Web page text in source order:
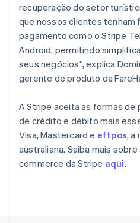
recuperação do setor
que nossos clientes tenham
pagamento como o Stripe
Android, permitindo
seus negócios”, explica
gerente de produto da
A Stripe aceita as formas
de crédito e débito mais
Visa, Mastercard e eftpos, a
australiana. Saiba mais
commerce da Stripe aqui.
Países Baixos
NederlandsEnglish
Polônia
English
Portugal
Português English
RAE de Hong Kong, China
Reino Unido
English
República Tcheca
English
Romênia
English